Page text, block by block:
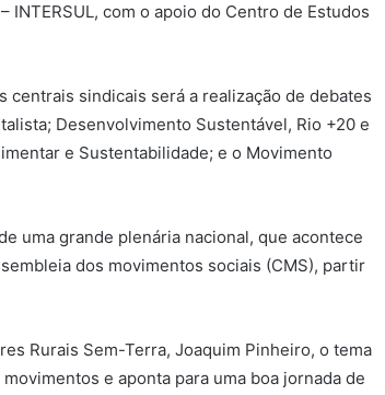
com o apoio do Centro de Estudos
centrais sindicais será a realização de debates
Desenvolvimento Sustentável, Rio +20 e
e Sustentabilidade; e o Movimento
uma grande plenária nacional, que acontece
dos movimentos sociais (CMS), partir
Rurais Sem-Terra, Joaquim Pinheiro, o tema
e aponta para uma boa jornada de